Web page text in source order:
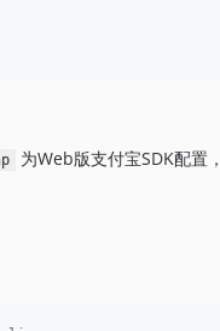
为Web版支付宝SDK配置，